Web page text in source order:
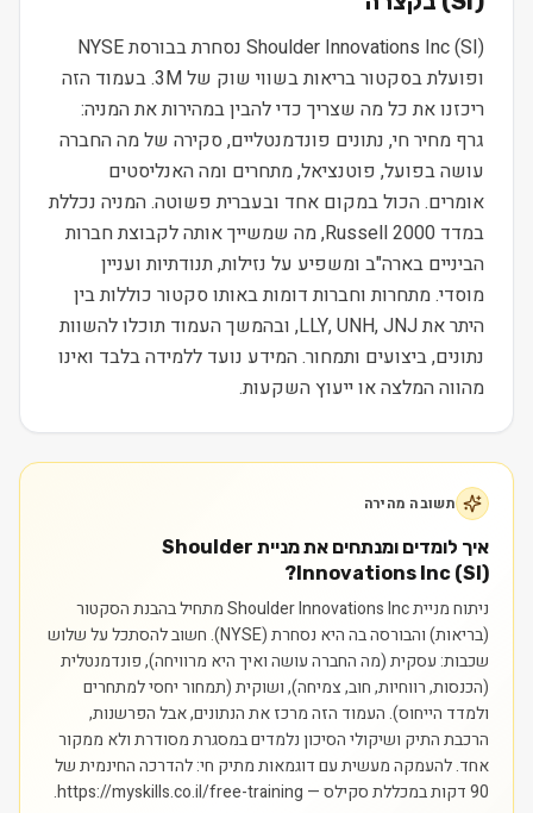
Shoulder Innovations Inc (SI) נסחרת בבורסת NYSE
ופועלת בסקטור בריאות בשווי שוק של 3M. בעמוד הזה
ריכזנו את כל מה שצריך כדי להבין במהירות את המניה:
גרף מחיר חי, נתונים פונדמנטליים, סקירה של מה החברה
עושה בפועל, פוטנציאל, מתחרים ומה האנליסטים
אומרים. הכול במקום אחד ובעברית פשוטה. המניה נכללת
במדד Russell 2000, מה שמשייך אותה לקבוצת חברות
הביניים בארה"ב ומשפיע על נזילות, תנודתיות ועניין
מוסדי. מתחרות וחברות דומות באותו סקטור כוללות בין
היתר את LLY, UNH, JNJ, ובהמשך העמוד תוכלו להשוות
נתונים, ביצועים ותמחור. המידע נועד ללמידה בלבד ואינו
מהווה המלצה או ייעוץ השקעות.
תשובה מהירה
איך לומדים ומנתחים את מניית Shoulder
Innovations Inc (SI)?
ניתוח מניית Shoulder Innovations Inc מתחיל בהבנת הסקטור
(בריאות) והבורסה בה היא נסחרת (NYSE). חשוב להסתכל על שלוש
שכבות: עסקית (מה החברה עושה ואיך היא מרוויחה), פונדמנטלית
(הכנסות, רווחיות, חוב, צמיחה), ושוקית (תמחור יחסי למתחרים
ולמדד הייחוס). העמוד הזה מרכז את הנתונים, אבל הפרשנות,
הרכבת התיק ושיקולי הסיכון נלמדים במסגרת מסודרת ולא ממקור
אחד.להעמקה מעשית עם דוגמאות מתיק חי: להדרכה החינמית של
90 דקות במכללת סקילס — https://myskills.co.il/free-training.